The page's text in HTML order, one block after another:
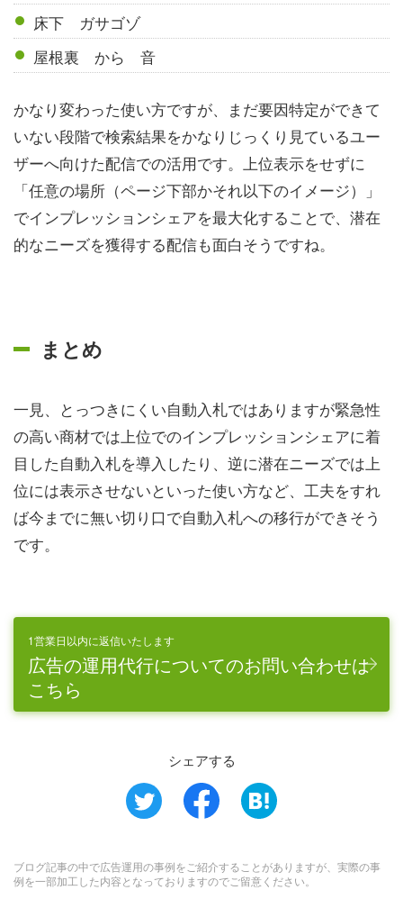
床下 ガサゴゾ
屋根裏 から 音
かなり変わった使い方ですが、まだ要因特定ができて
いない段階で検索結果をかなりじっくり見ているユー
ザーへ向けた配信での活用です。上位表示をせずに
「任意の場所（ページ下部かそれ以下のイメージ）」
でインプレッションシェアを最大化することで、潜在
的なニーズを獲得する配信も面白そうですね。
まとめ
一見、とっつきにくい自動入札ではありますが緊急性
の高い商材では上位でのインプレッションシェアに着
目した自動入札を導入したり、逆に潜在ニーズでは上
位には表示させないといった使い方など、工夫をすれ
ば今までに無い切り口で自動入札への移行ができそう
です。
1営業日以内に返信いたします
広告の運用代行についてのお問い合わせは
こちら
シェアする
ブログ記事の中で広告運用の事例をご紹介することがありますが、実際の事
例を一部加工した内容となっておりますのでご留意ください。